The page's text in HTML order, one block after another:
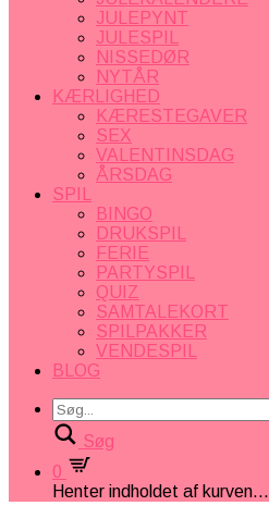
JULEPYNT
JULESPIL
NISSEDØR
NYTÅR
KÆRLIGHED
KÆRESTEGAVER
SEX
VALENTINSDAG
ÅRSDAG
SPIL
BINGO
DRUKSPIL
FERIE
PARTYSPIL
QUIZ
SAMTALEKORT
SPILPAKKER
VENDESPIL
BLOG
Søg
0
Henter indholdet af kurven...